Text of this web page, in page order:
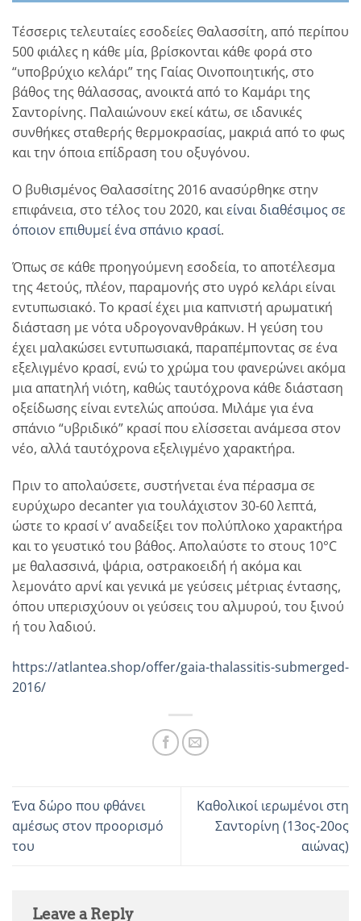
Τέσσερις τελευταίες εσοδείες Θαλασσίτη, από περίπου
500 φιάλες η κάθε μία, βρίσκονται κάθε φορά στο
“υποβρύχιο κελάρι” της Γαίας Οινοποιητικής, στο
βάθος της θάλασσας, ανοικτά από το Καµάρι της
Σαντορίνης. Παλαιώνουν εκεί κάτω, σε ιδανικές
συνθήκες σταθερής θερµοκρασίας, µακριά από το φως
και την όποια επίδραση του οξυγόνου.
Ο βυθισμένος Θαλασσίτης 2016 ανασύρθηκε στην
επιφάνεια, στο τέλος του 2020, καιείναι διαθέσιμος σε
όποιον επιθυμεί ένα σπάνιο κρασί.
Όπως σε κάθε προηγούµενη εσοδεία, το αποτέλεσµα
της 4ετούς, πλέον, παραµονής στο υγρό κελάρι είναι
εντυπωσιακό. Το κρασί έχει µια καπνιστή αρωµατική
διάσταση µε νότα υδρογονανθράκων. Η γεύση του
έχει µαλακώσει εντυπωσιακά, παραπέµποντας σε ένα
εξελιγµένο κρασί, ενώ το χρώµα του φανερώνει ακόµα
µια απατηλή νιότη, καθώς ταυτόχρονα κάθε διάσταση
οξείδωσης είναι εντελώς απούσα. Μιλάμε για ένα
σπάνιο “υβριδικό” κρασί που ελίσσεται ανάµεσα στον
νέο, αλλά ταυτόχρονα εξελιγµένο χαρακτήρα.
Πριν το απολαύσετε, συστήνεται ένα πέρασµα σε
ευρύχωρο decanter για τουλάχιστον 30-60 λεπτά,
ώστε το κρασί ν’ αναδείξει τον πολύπλοκο χαρακτήρα
και το γευστικό του βάθος. Απολαύστε το στους 10°C
με θαλασσινά, ψάρια, οστρακοειδή ή ακόμα και
λεμονάτο αρνί και γενικά με γεύσεις μέτριας έντασης,
όπου υπερισχύουν οι γεύσεις του αλμυρού, του ξινού
ή του λαδιού.
https://atlantea.shop/offer/gaia-thalassitis-submerged-
2016/
Ένα δώρο που φθάνει
αμέσως στον προορισμό
του
Καθολικοί ιερωμένοι στη
Σαντορίνη (13ος-20ος
αιώνας)
Leave a Reply